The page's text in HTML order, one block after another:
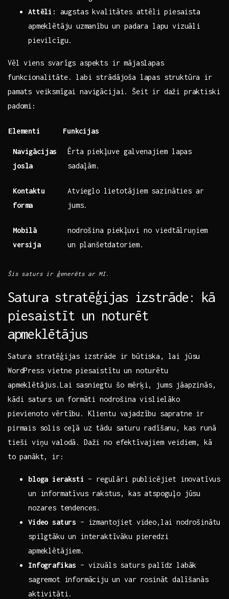
Attēli:
⁤augstas kvalitātes attēli⁤ piesaista‍
apmeklētāju ⁢uzmanību un padara lapu vizuāli
pievilcīgu.
Vēl viens svarīgs ‌aspekts ir ⁣mājaslapas
funkcionalitāte. labi strādājoša lapas struktūra ir
pamats veiksmīgai navigācijai. Šeit ir daži praktiski
padomi:
Elementi Funkcijas
Navigācijas
josla
Ērta piekļuve galvenajiem lapas
sadaļām.
Kontaktu
forma
Atvieglo lietotājiem⁢ sazināties ar⁣
jums.
Mobilā
versija
nodrošina ⁤piekļuvi no viedtālruņiem
un planšetdatoriem.
Šis saturs ir ģenerēts ar‌ MI.
Satura stratēģijas⁣ izstrāde:⁤ kā
piesaistīt ⁤un noturēt
apmeklētājus
Satura stratēģijas izstrāde ir ‍būtiska, ‍lai jūsu
WordPress vietne piesaistītu un noturētu
apmeklētājus.Lai sasniegtu šo mērķi, jums jāapzinās,⁣
kādi⁤ saturs un⁤ formāti nodrošina vislielāko
pievienoto ​vērtību. Klientu vajadzību sapratne ir
pirmais⁤ solis ceļā uz tādu saturu radīšanu, kas ⁢runā
‌tieši viņu valodā. Daži no efektīvajiem⁢ veidiem, kā
to⁣ panākt, ir:
bloga⁣ ieraksti – regulāri publicējiet inovatīvus
un informatīvus rakstus, kas atspoguļo jūsu⁣
nozares tendences.
Video saturs – izmantojiet video,lai nodrošinātu
spilgtāku un interaktīvāku pieredzi
apmeklētājiem.
Infografikas – vizuāls saturs palīdz labāk‌
sagremot informāciju ⁣un var rosināt⁣ dalīšanās
aktivitāti.